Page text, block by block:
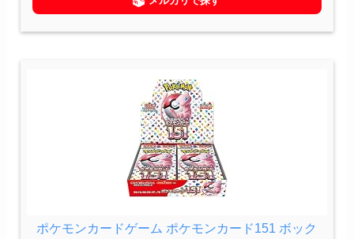
ポケモンカードゲーム ポケモンカード151 ボック